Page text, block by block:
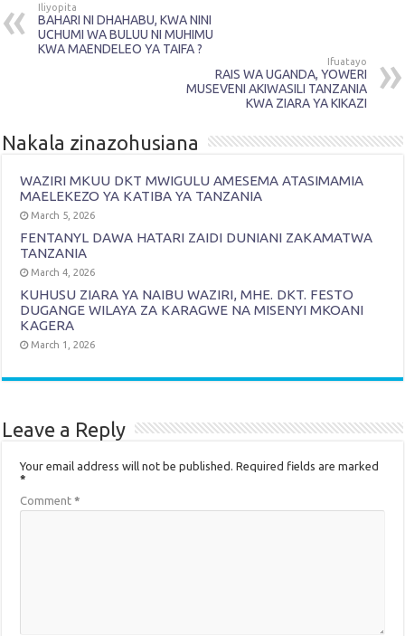
Iliyopita
BAHARI NI DHAHABU, KWA NINI
UCHUMI WA BULUU NI MUHIMU
KWA MAENDELEO YA TAIFA ?
Ifuatayo
RAIS WA UGANDA, YOWERI
MUSEVENI AKIWASILI TANZANIA
KWA ZIARA YA KIKAZI
Nakala zinazohusiana
WAZIRI MKUU DKT MWIGULU AMESEMA ATASIMAMIA
MAELEKEZO YA KATIBA YA TANZANIA
March 5, 2026
FENTANYL DAWA HATARI ZAIDI DUNIANI ZAKAMATWA
TANZANIA
March 4, 2026
KUHUSU ZIARA YA NAIBU WAZIRI, MHE. DKT. FESTO
DUGANGE WILAYA ZA KARAGWE NA MISENYI MKOANI
KAGERA
March 1, 2026
Leave a Reply
Your email address will not be published. Required fields are marked
*
Comment*